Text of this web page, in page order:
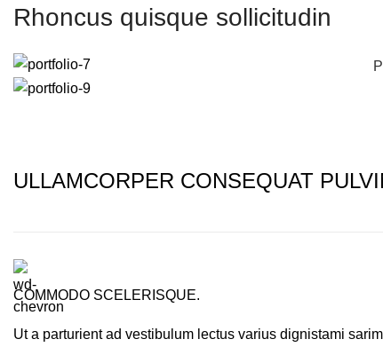
Rhoncus quisque sollicitudin
ULLAMCORPER CONSEQUAT
COMMODO SCELERISQUE.
Ut a parturient ad vestibulum lectus varius dignistami sarim